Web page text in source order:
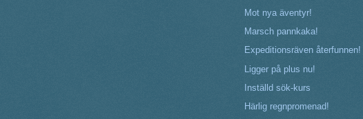
Mot nya äventyr!
Marsch pannkaka!
Expeditionsräven återfunnen!
Ligger på plus nu!
Inställd sök-kurs
Härlig regnpromenad!